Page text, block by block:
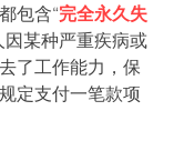
包含“完全永久失
因某种严重疾病或
了工作能力，保
定支付一笔款项